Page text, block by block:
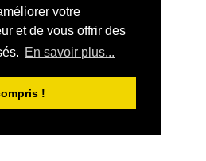
votre
et de vous offrir des
En savoir plus...
!